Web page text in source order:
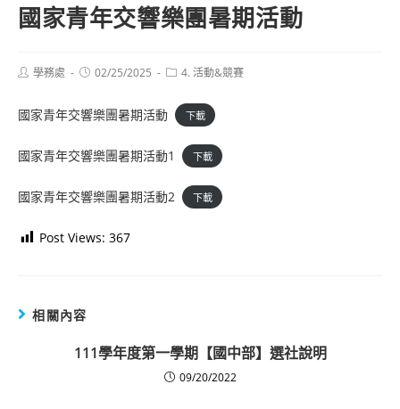
國家青年交響樂團暑期活動
Post學務處
Post02/25/2025
Post4. 活動&競賽
國家青年交響樂團暑期活動 下載
國家青年交響樂團暑期活動1 下載
國家青年交響樂團暑期活動2 下載
Post Views: 367
相關內容
111學年度第一學期【國中部】選社說明
09/20/2022